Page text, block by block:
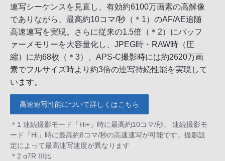
連写シーケンスを見直し、有効約6100万画素の高解像
でありながら、最高約10コマ/秒（＊1）のAF/AE追随
高速連写を実現。さらに従来の1.5倍（＊2）にバッフ
ァーメモリーを大容量化し、JPEG時・RAW時（圧
縮）に約68枚（＊3）、APS-C撮影時には約2620万画
素でフルサイズ時より約3倍の連写持続性能を実現して
います。
高速連写性能について詳しくはこちら
＊1 連続撮影モード「Hi+」時に最高約10コマ/秒、 連続撮影モ
ード「Hi」時に最高約8コマ/秒の高速連写が可能です。撮影設
定によって最高連写速度が異なります
＊2 α7R III比